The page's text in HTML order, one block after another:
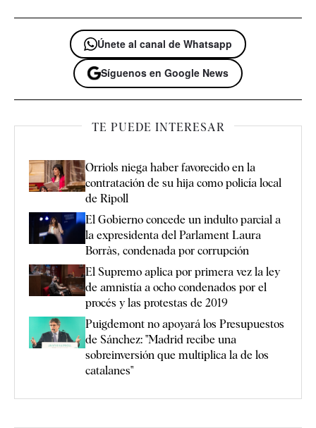
Únete al canal de Whatsapp
Síguenos en Google News
TE PUEDE INTERESAR
Orriols niega haber favorecido en la
contratación de su hija como policía local
de Ripoll
El Gobierno concede un indulto parcial a
la expresidenta del Parlament Laura
Borràs, condenada por corrupción
El Supremo aplica por primera vez la ley
de amnistía a ocho condenados por el
procés y las protestas de 2019
Puigdemont no apoyará los Presupuestos
de Sánchez: "Madrid recibe una
sobreinversión que multiplica la de los
catalanes"